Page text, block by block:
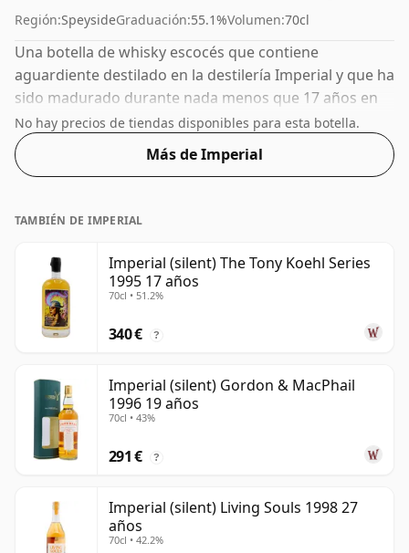
Región:SpeysideGraduación:55.1%Volumen:70cl
Una botella de whisky escocés que contiene
aguardiente destilado en la destilería Imperial y que ha
sido madurado durante nada menos que 17 años en
barricas de roble. Embotellado con una agradable
graduación del 55,1%, este whisky se presenta en una
botella de 70 cl.
No hay precios de tiendas disponibles para esta botella.
Más de Imperial
TAMBIÉN DE IMPERIAL
Imperial (silent) The Tony Koehl Series
1995 17 años
70cl • 51.2%
340 € ?
Imperial (silent) Gordon & MacPhail
1996 19 años
70cl • 43%
291 € ?
Imperial (silent) Living Souls 1998 27
años
70cl • 42.2%